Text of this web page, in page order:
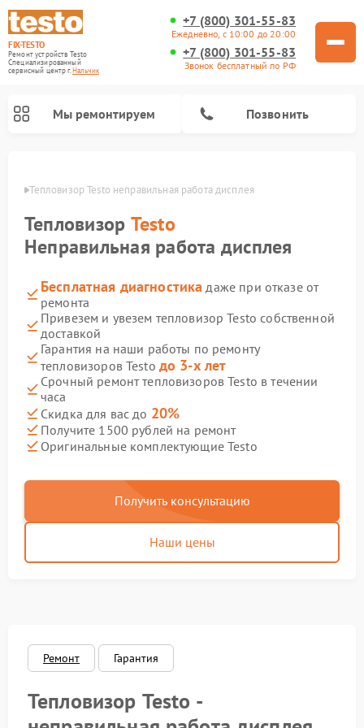
FIX-TESTO
Ремонт устройств Testo
Специализированный
cервисный центр г.Нальчик
+7 (800) 301-55-83
Ежедневно, с 10:00 до 20:00
+7 (800) 301-55-83
Звонок бесплатный по РФ
Мы ремонтируем Позвонить
Тепловизор Testo неправильная работа дисплея
Тепловизор Testo
Неправильная работа дисплея
Бесплатная диагностика даже при отказе от
ремонта
Привезем и увезем тепловизор Testo собственной
доставкой
Гарантия на наши работы по ремонту
тепловизоров Testo до 3-х лет
Срочный ремонт тепловизоров Testo в течении
часа
Скидка для вас до 20%
Получите 1500 рублей на ремонт
Оригинальные комплектующие Testo
Получить консультацию
Наши цены
Ремонт Гарантия
Тепловизор Testo -